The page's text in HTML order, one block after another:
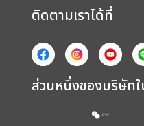
ติดตามเราได้ที่
ส่วนหนึ่งของบริษัทใ